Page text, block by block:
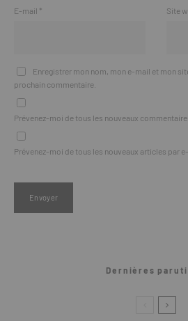
E-mail * Site
Enregistrer mon nom, mon e-mail et mon
prochain commentaire.
Prévenez-moi de tous les nouveaux
Prévenez-moi de tous les nouveaux articles par
Dernières